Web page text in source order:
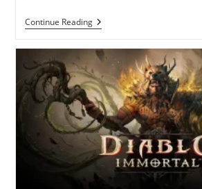
Continue ReadingMicro
Hunter:
Seru
Menjadi
Pemburu
Mikro
Yang
Bikin
Ketagihan